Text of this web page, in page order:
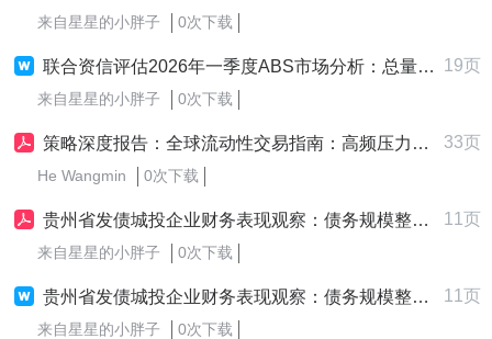
来自星星的小胖子 0次下载
联合资信评估2026年一季度ABS市场分析：总量稳增结构分化，流动性表现向好，创新突破监管趋严 19页
来自星星的小胖子 0次下载
策略深度报告：全球流动性交易指南：高频压力指标监测体系与资产配置应用 33页
He Wangmin 0次下载
贵州省发债城投企业财务表现观察：债务规模整体压降，融资结构有所改善，短期流动性仍承压.pdf 11页
来自星星的小胖子 0次下载
贵州省发债城投企业财务表现观察：债务规模整体压降，融资结构有所改善，短期流动性仍承压.docx 11页
来自星星的小胖子 0次下载